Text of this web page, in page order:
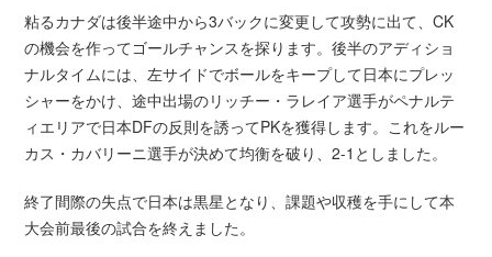
粘るカナダは後半途中から3バックに変更して攻勢に出て、CK
の機会を作ってゴールチャンスを探ります。後半のアディショ
ナルタイムには、左サイドでボールをキープして日本にプレッ
シャーをかけ、途中出場のリッチー・ラレイア選手がペナルテ
ィエリアで日本DFの反則を誘ってPKを獲得します。これをルー
カス・カバリーニ選手が決めて均衡を破り、2-1としました。
終了間際の失点で日本は黒星となり、課題や収穫を手にして本
大会前最後の試合を終えました。